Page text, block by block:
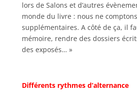
lors de Salons et d’autres
monde du livre : nous ne
supplémentaires. A côté de ça, il
mémoire, rendre des dossiers
des exposés… »
Différents rythmes d’alternance